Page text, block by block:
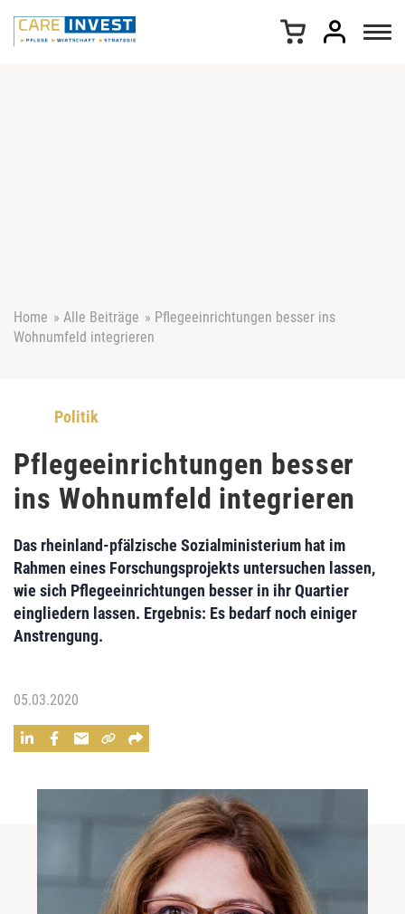
Home » Alle Beiträge » Pflegeeinrichtungen besser ins
Wohnumfeld integrieren
Politik
Pflegeeinrichtungen besser
ins Wohnumfeld integrieren
Das rheinland-pfälzische Sozialministerium hat im
Rahmen eines Forschungsprojekts untersuchen lassen,
wie sich Pflegeeinrichtungen besser in ihr Quartier
eingliedern lassen. Ergebnis: Es bedarf noch einiger
Anstrengung.
05.03.2020